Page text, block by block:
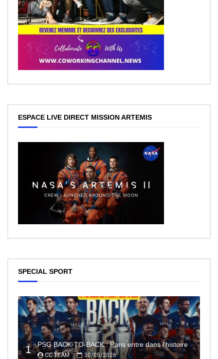
ESPACE LIVE DIRECT MISSION ARTEMIS
SPECIAL SPORT
1 PSG BACK-TO-BACK : Paris entre dans l’histoire
CC TEAM 30/05/2026